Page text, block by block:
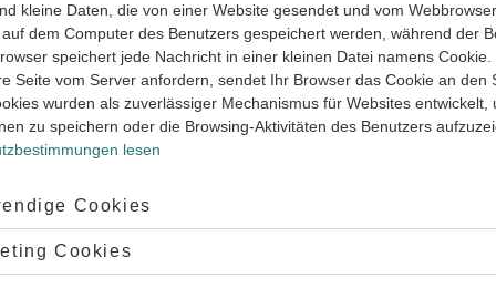
Das heißt, es werden dir immer wieder Aufgaben begegnen,
du die Eigenschaften von Kreisen kennen und anwenden musst,
es darum, Berechnungen amKreisdurchzuführen, zum
Kreisumfang und die Kreisfläche oder Kreisausschnitte zu
Themengebiete zum Kreis sind Bogenlinien und
sind Kreise ein elementares Themengebiet der
Aspekten. Ausführliche Erklärungen zu allen
findest du dann in unseren Lernwegen. Zum Beispiel in
kleine Daten, die von einer Website gesendet und vom
dem Computer des Benutzers gespeichert werden, während der
speichert jede Nachricht in einer kleinen Datei namens Cookie.
Seite vom Server anfordern, sendet Ihr Browser das Cookie an den
wurden als zuverlässiger Mechanismus für Websites entwickelt,
zu speichern oder die Browsing-Aktivitäten des Benutzers
lesen
Cookies
Cookies